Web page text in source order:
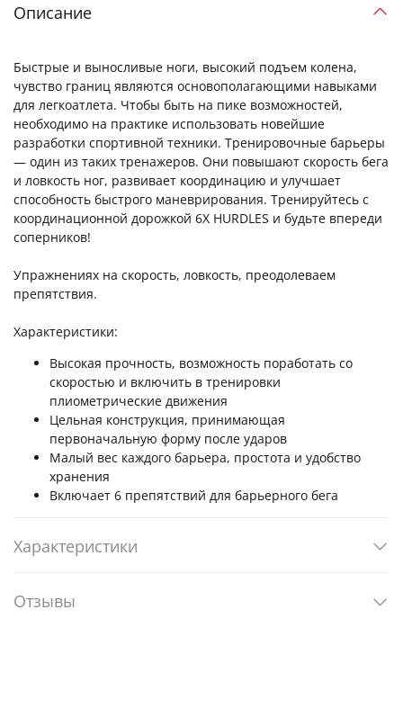
Описание
Быстрые и выносливые ноги, высокий подъем колена,
чувство границ являются основополагающими навыками
для легкоатлета. Чтобы быть на пике возможностей,
необходимо на практике использовать новейшие
разработки спортивной техники. Тренировочные барьеры
— один из таких тренажеров. Они повышают скорость бега
и ловкость ног, развивает координацию и улучшает
способность быстрого маневрирования. Тренируйтесь с
координационной дорожкой 6X HURDLES и будьте впереди
соперников!
Упражнениях на скорость, ловкость, преодолеваем
препятствия.
Характеристики:
Высокая прочность, возможность поработать со
скоростью и включить в тренировки
плиометрические движения
Цельная конструкция, принимающая
первоначальную форму после ударов
Малый вес каждого барьера, простота и удобство
хранения
Включает 6 препятствий для барьерного бега
Характеристики
Отзывы